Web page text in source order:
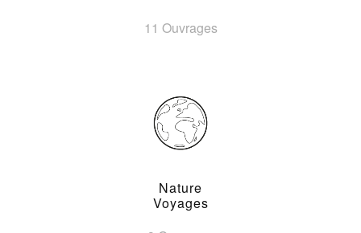
11 Ouvrages
Nature
Voyages